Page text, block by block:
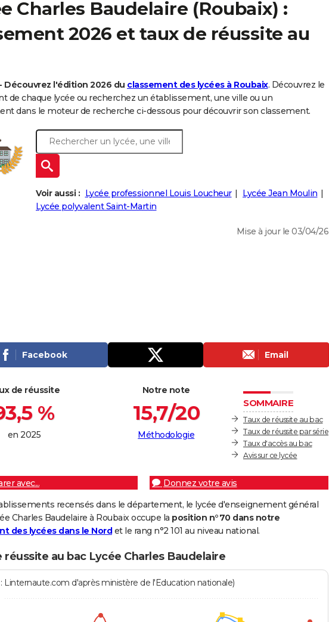
Charles Baudelaire (Roubaix) :
2026 et taux de réussite au
- Découvrez l'édition 2026 du classement des lycées à Roubaix. Découvrez le
de chaque lycée ou recherchez un établissement, une ville ou un
dans le moteur de recherche ci-dessous pour découvrir son classement.
Voir aussi : Lycée professionnel Louis Loucheur
Lycée Jean Moulin
Lycée polyvalent Saint-Martin
Mise à jour le 03/04/26
Facebook Email
SOMMAIRE
Taux de réussite au bac
Taux de réussite par série
Taux d'accès au bac
Avis sur ce lycée
de réussite
%
en 2025
Notre note
15,7/20
Méthodologie
avec...
Donnez votre avis
recensés dans le département, le lycée d'enseignement général
Charles Baudelaire à Roubaix occupe la position n°70 dans notre
des lycées dans le Nordet le rang n°2 101 au niveau national.
réussite au bac Lycée Charles Baudelaire
Linternaute.com d'après ministère de l'Education nationale)